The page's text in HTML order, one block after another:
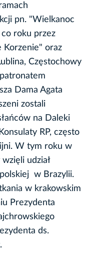
pn. "Wielkanoc
roku przez
Korzenie" oraz
Częstochowy
Dama Agata
zostali
na Daleki
RP, często
W tym roku w
udział
w Brazylii.
w krakowskim
Prezydenta
ds.